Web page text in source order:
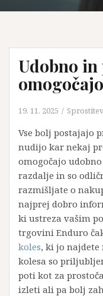
Udobno
19. 11. 2025
Vse bolj postajajo
nudijo kar nekaj
omogočajo
razdalje in so
razmišljate o
najprej dobro
ki ustreza vašim
trgovini Enduro
koles, ki jo najdete
kolesa so
poti kot za
izleti ali pa bolj